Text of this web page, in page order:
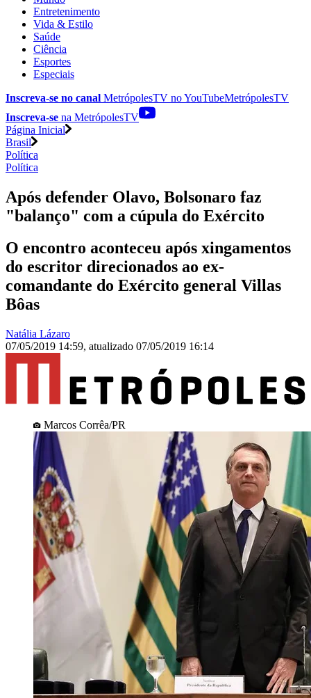
Entretenimento
Vida & Estilo
Saúde
Ciência
Esportes
Especiais
Inscreva-se no canal MetrópolesTV noYouTubeMetrópolesTV
Inscreva-se na MetrópolesTV
Página Inicial
Brasil
Política
Política
Após defender Olavo, Bolsonaro faz
"balanço" com a cúpula do Exército
O encontro aconteceu após xingamentos
do escritor direcionados ao ex-
comandante do Exército general Villas
Bôas
Natália Lázaro
07/05/2019 14:59, atualizado 07/05/2019 16:14
Marcos Corrêa/PR